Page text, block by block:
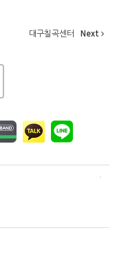
대구칠곡센터 Next